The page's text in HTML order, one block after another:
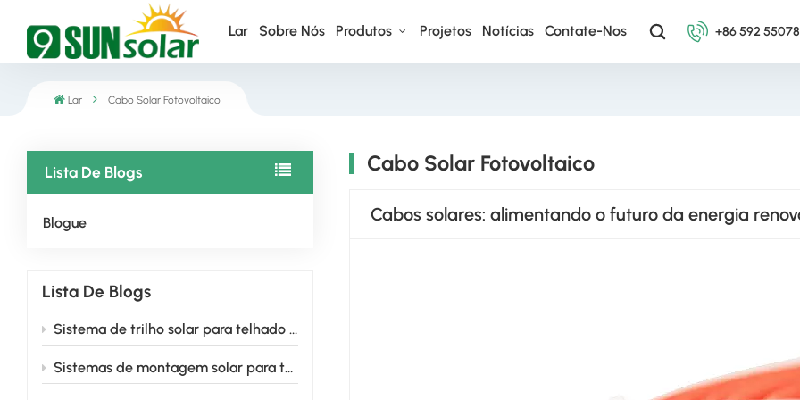
Lar Sobre Nós Produtos Projetos Notícias Contate-Nos +86 592
Lar Cabo Solar Fotovoltaico
Lista De Blogs
Blogue
Lista De Blogs
Sistema de trilho solar para telhado + pés em L: a escolha inteligente para instaladores em 2026.
Sistemas de montagem solar para telhados planos: soluções projetadas para instalações solares confiáveis ​​e de alto rendimento.
Cabo Solar Fotovoltaico
Cabos solares: alimentando o futuro da energia